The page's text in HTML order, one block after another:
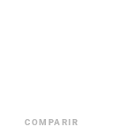
COMPARIR